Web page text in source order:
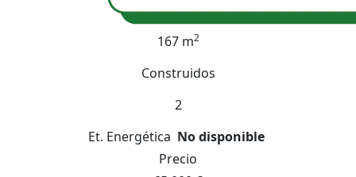
167 m2
Construidos
2
Et. Energética No disponible
Precio